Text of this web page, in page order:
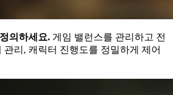
의하세요. 게임 밸런스를 관리하고 전
관리, 캐릭터 진행도를 정밀하게 제어